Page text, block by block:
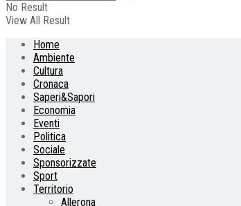
No Result
View All Result
Home
Ambiente
Cultura
Cronaca
Saperi&Sapori
Economia
Eventi
Politica
Sociale
Sponsorizzate
Sport
Territorio
Allerona